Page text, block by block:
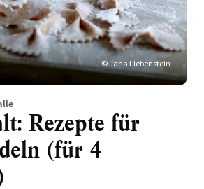
© Jana Liebenstein
Rezepte für
(für 4